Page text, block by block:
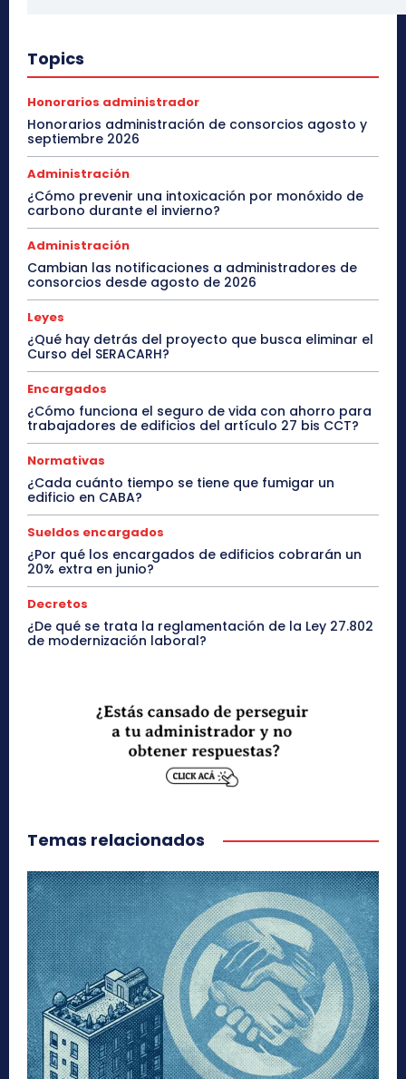
Topics
Honorarios administrador
Honorarios administración de consorcios agosto y
septiembre 2026
Administración
¿Cómo prevenir una intoxicación por monóxido de
carbono durante el invierno?
Administración
Cambian las notificaciones a administradores de
consorcios desde agosto de 2026
Leyes
¿Qué hay detrás del proyecto que busca eliminar el
Curso del SERACARH?
Encargados
¿Cómo funciona el seguro de vida con ahorro para
trabajadores de edificios del artículo 27 bis CCT?
Normativas
¿Cada cuánto tiempo se tiene que fumigar un
edificio en CABA?
Sueldos encargados
¿Por qué los encargados de edificios cobrarán un
20% extra en junio?
Decretos
¿De qué se trata la reglamentación de la Ley 27.802
de modernización laboral?
Temas relacionados